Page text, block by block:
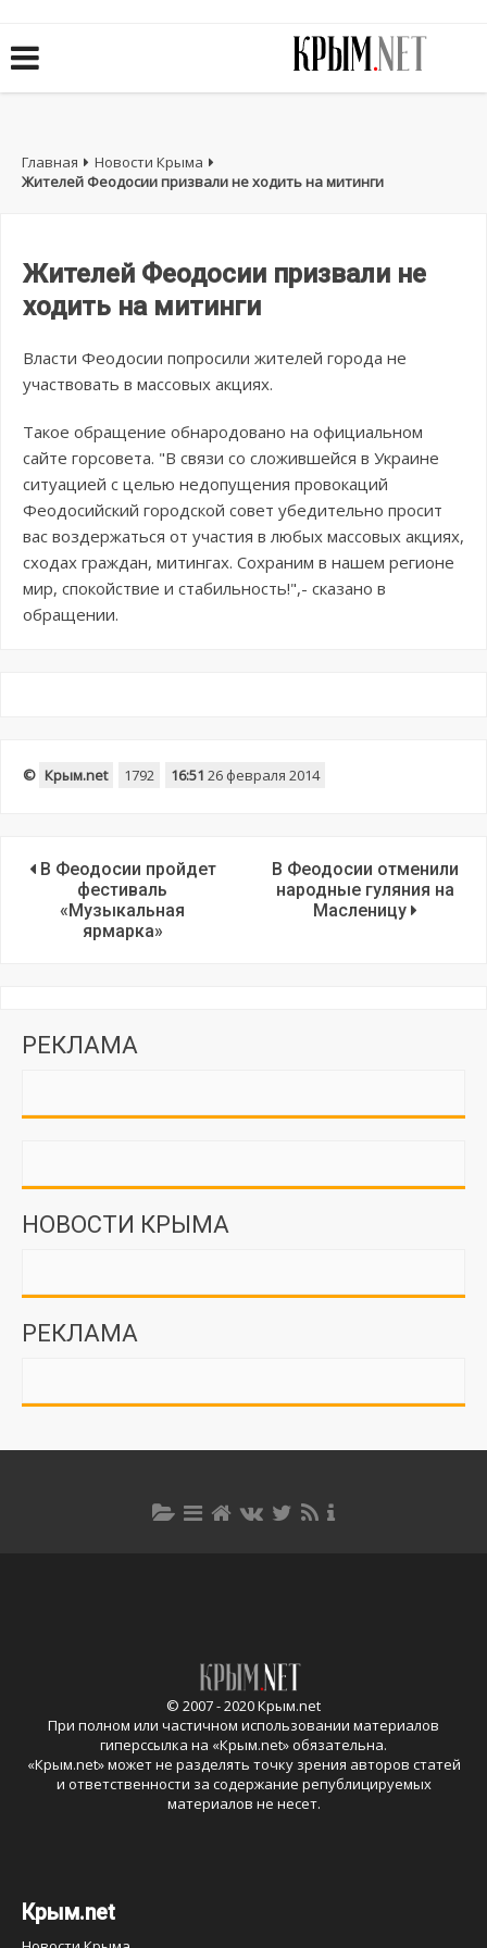
Главная
Новости Крыма
Жителей Феодосии призвали не ходить на митинги
Жителей Феодосии призвали не
ходить на митинги
Власти Феодосии попросили жителей города не
участвовать в массовых акциях.
Такое обращение обнародовано на официальном
сайте горсовета. "В связи со сложившейся в Украине
ситуацией с целью недопущения провокаций
Феодосийский городской совет убедительно просит
вас воздержаться от участия в любых массовых акциях,
сходах граждан, митингах. Сохраним в нашем регионе
мир, спокойствие и стабильность!",- сказано в
обращении.
© Крым.net 1792 16:51 26 февраля 2014
В Феодосии пройдет
фестиваль
«Музыкальная
ярмарка»
В Феодосии отменили
народные гуляния на
Масленицу
РЕКЛАМА
НОВОСТИ КРЫМА
РЕКЛАМА
© 2007 - 2020 Крым.net
При полном или частичном использовании материалов
гиперссылка на «Крым.net» обязательна.
«Крым.net» может не разделять точку зрения авторов статей
и ответственности за содержание републицируемых
материалов не несет.
Крым.net